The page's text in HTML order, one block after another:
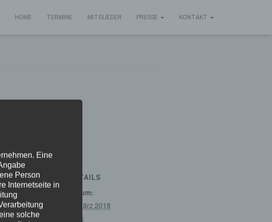
HOME TERMINE MITGLIEDER PRESSE KONTAKT
DETAILS
Datum:
8. März 2018
Zeit:
Eine
Person
Internetseite in
solche